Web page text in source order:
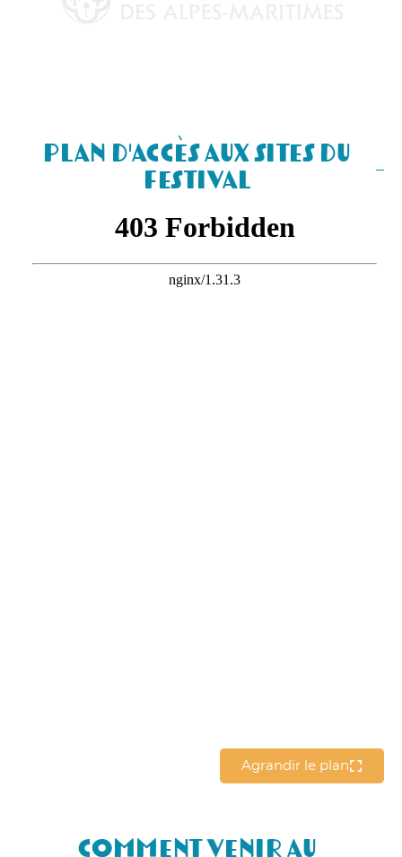
Plan d'accès aux sites du
Festival
Agrandir le plan